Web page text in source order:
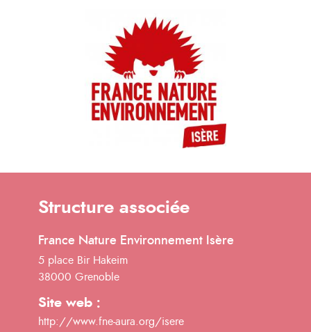
Structure associée
France Nature Environnement Isère
5 place Bir Hakeim
38000 Grenoble
Site web :
http://www.fne-aura.org/isere